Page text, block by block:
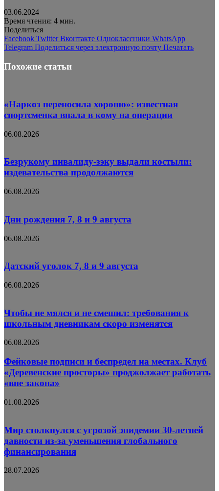
03.06.2024
Время чтения: 4 мин.
Поделиться
Facebook Twitter Вконтакте Одноклассники WhatsApp
Telegram Поделиться через электронную почту Печатать
Похожие статьи
«Наркоз переносила хорошо»: известная
спортсменка впала в кому на операции
06.08.2026
Безрукому инвалиду-зэку выдали костыли:
издевательства продолжаются
06.08.2026
Дни рождения 7, 8 и 9 августа
06.08.2026
Датский уголок 7, 8 и 9 августа
06.08.2026
Чтобы не мялся и не смешил: требования к
школьным дневникам скоро изменятся
06.08.2026
Фейковые подписи и беспредел на местах. Клуб
«Деревенские просторы» проджолжает работать
«вне закона»
01.08.2026
Мир столкнулся с угрозой эпидемии 30-летней
давности из-за уменьшения глобального
финансирования
28.07.2026